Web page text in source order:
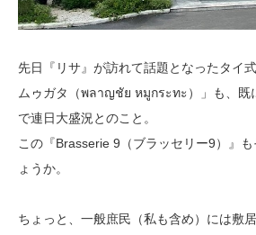
先日『リサ』が訪れて話題となったタイ
ムゥガタ（พลาญชัย หมูกระทะ）」も、既
で連日大盛況とのこと。
この『Brasserie 9（ブラッセリー9）』
ょうか。
ちょっと、一般庶民（私も含め）には敷